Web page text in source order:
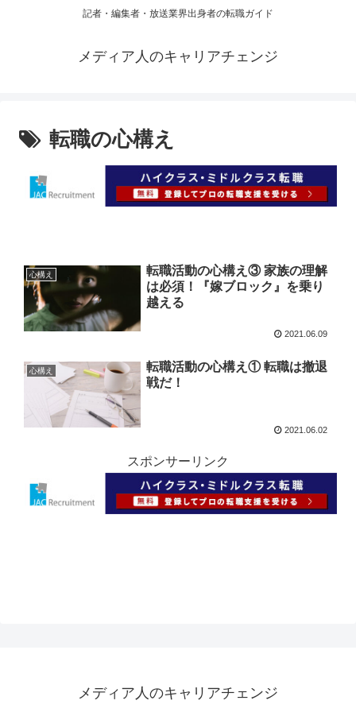
記者・編集者・放送業界出身者の転職ガイド
メディア人のキャリアチェンジ
転職の心構え
心構え
転職活動の心構え③ 家族の理解
は必須！『嫁ブロック』を乗り
越える
2021.06.09
心構え
転職活動の心構え① 転職は撤退
戦だ！
2021.06.02
スポンサーリンク
メディア人のキャリアチェンジ